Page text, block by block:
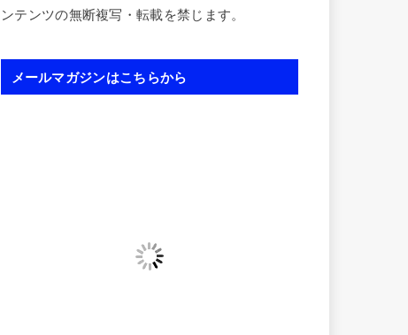
ンテンツの無断複写・転載を禁じます。
メールマガジンはこちらから